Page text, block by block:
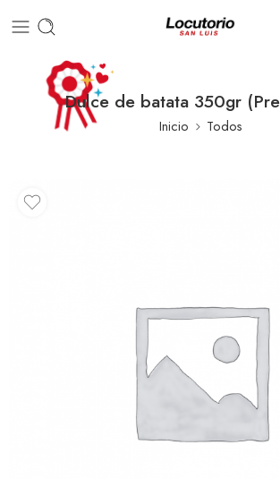
Dulce de batata 350gr
Inicio Todos